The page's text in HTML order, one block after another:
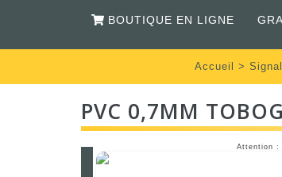
BOUTIQUE EN LIGNE
Accueil >
PVC 0,7MM
Attention :